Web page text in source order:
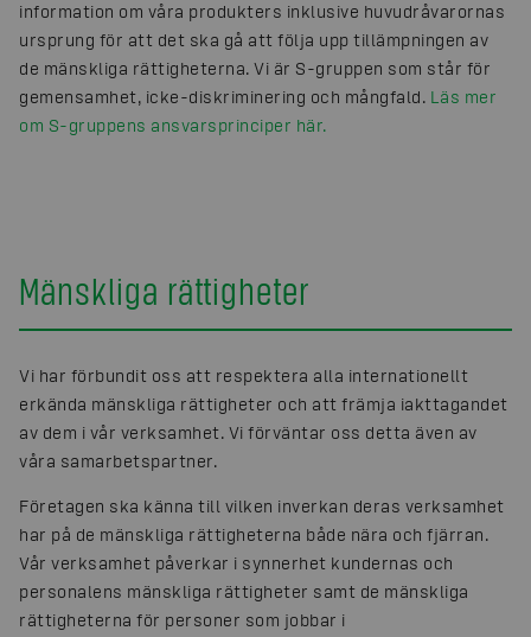
information om våra produkters inklusive huvudråvarornas
ursprung för att det ska gå att följa upp tillämpningen av
de mänskliga rättigheterna. Vi är S-gruppen som står för
gemensamhet, icke-diskriminering och mångfald. Läs mer
om S-gruppens ansvarsprinciper här.
Mänskliga rättigheter
Vi har förbundit oss att respektera alla internationellt
erkända mänskliga rättigheter och att främja iakttagandet
av dem i vår verksamhet. Vi förväntar oss detta även av
våra samarbetspartner.
Företagen ska känna till vilken inverkan deras verksamhet
har på de mänskliga rättigheterna både nära och fjärran.
Vår verksamhet påverkar i synnerhet kundernas och
personalens mänskliga rättigheter samt de mänskliga
rättigheterna för personer som jobbar i